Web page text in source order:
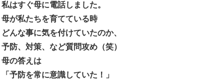
私はすぐ母に電話しました。
母が私たちを育てている時
どんな事に気を付けていたのか、
予防、対策、など質問攻め（笑）
母の答えは
「予防を常に意識していた！」